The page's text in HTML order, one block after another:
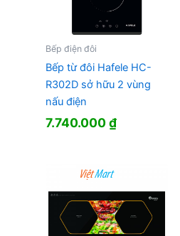
Bếp điện đôi
Bếp từ đôi Hafele HC-
R302D sở hữu 2 vùng
nấu điện
7.740.000₫